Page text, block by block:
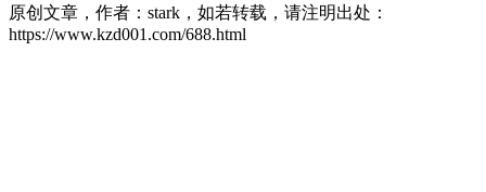
原创文章，作者：stark，如若转载，请注明出处：
https://www.kzd001.com/688.html